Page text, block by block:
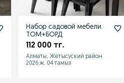
Набор садовой мебели.
ТОМ+БОРД
112 000 тг.
Алматы, Жетысуский район
2026 ж. 04 тамыз